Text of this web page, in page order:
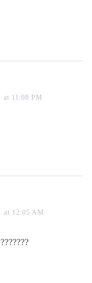
at 11:08 PM
at 12:05 AM